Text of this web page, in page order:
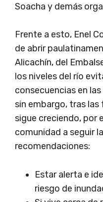
Soacha y demás
Frente a esto, Enel
de abrir
Alicachín, del
los niveles del río
consecuencias en
sin embargo, tras
sigue creciendo, por
comunidad a seguir
recomendaciones:
Estar alerta e
riesgo de